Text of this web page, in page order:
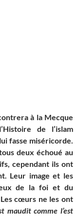
à la Mecque
de l’islam
fasse miséricorde.
deux échoué au
cependant ils ont
Leur image et les
de la foi et du
cœurs ne les ont
maudit comme l’est